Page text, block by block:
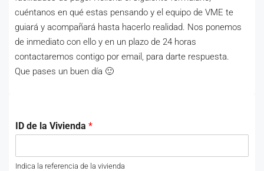
cuéntanos en qué estas pensando y el equipo de VME te
guiará y acompañará hasta hacerlo realidad. Nos ponemos
de inmediato con ello y en un plazo de 24 horas
contactaremos contigo por email, para darte respuesta.
Que pases un buen día 🙂
ID de la Vivienda *
Indica la referencia de la vivienda